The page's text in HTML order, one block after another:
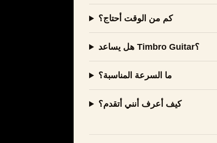
كم من الوقت أحتاج؟
هل يساعد Timbro Guitar؟
ما السرعة المناسبة؟
كيف أعرف أنني أتقدم؟